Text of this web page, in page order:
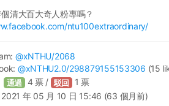
清大百大奇人粉專嗎？
ntu100extraordinary/
@xNTHU/2068
@xNTHU2.0/298879155153306 (15
通過 4票 / 駁回 1 票
2021 年 05 月 10 日 15:46 (63 個月前)